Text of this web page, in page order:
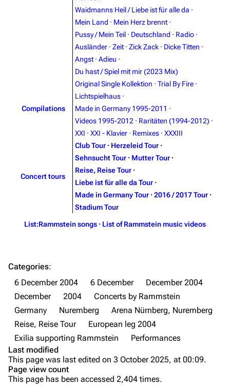
Random page
Discography
Videography
Song list
Merchandise
Emigrate
Discography
Videography
Song list
Merchandise
Lindemann
Information
Discography
Videography
Song list
Tour dates
Discography
Videography
Song list
Tour dates
Merchandise
Discography
Videography
Song list
Members
Purge
Waidmanns Heil / Liebe ist für alle da ·
Mein Land · Mein Herz brennt ·
Pussy / Mein Teil · Deutschland · Radio ·
Ausländer · Zeit · Zick Zack · Dicke Titten ·
Angst · Adieu ·
Du hast / Spiel mit mir (2023 Mix)
Compilations
Original Single Kollektion · Trial By Fire ·
Lichtspielhaus ·
Made in Germany 1995-2011 ·
Videos 1995-2012 · Raritäten (1994-2012) ·
XXI · XXI - Klavier · Remixes · XXXIII
Concert tours
Club Tour · Herzeleid Tour ·
Sehnsucht Tour · Mutter Tour ·
Reise, Reise Tour ·
Liebe ist für alle da Tour ·
Made in Germany Tour · 2016 / 2017 Tour ·
Stadium Tour
List:Rammstein songs · List of Rammstein music videos
Categories:
6 December 2004
6 December
December 2004
December
2004
Concerts by Rammstein
Germany
Nuremberg
Arena Nürnberg, Nuremberg
Reise, Reise Tour
European leg 2004
Exilia supporting Rammstein
Performances
Last modified
This page was last edited on 3 October 2025, at 00:09.
Page view count
This page has been accessed 2,404 times.